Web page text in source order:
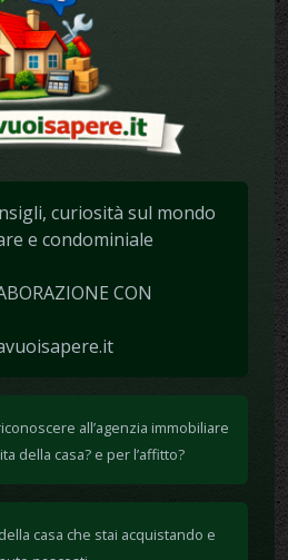
curiosità sul mondo
e condominiale
CON
all’agenzia immobiliare
della casa? e per l’affitto?
casa che stai acquistando e